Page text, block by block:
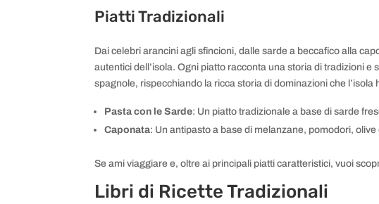
Piatti Tradizionali
Dai celebri arancini agli sfincioni, dalle sarde a beccafico alla
autentici dell’isola. Ogni piatto racconta una storia di tradizioni
spagnole, rispecchiando la ricca storia di dominazioni che
Pasta con le Sarde: Un piatto tradizionale a base di sarde
Caponata: Un antipasto a base di melanzane, pomodori,
Se ami viaggiare e, oltre ai principali piatti caratteristici, vuoi
Libri di Ricette Tradizionali